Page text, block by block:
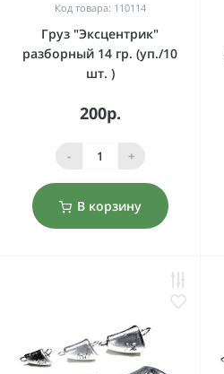
Код товара: 110114
Груз "Эксцентрик"
разборный 14 гр. (уп./10
шт. )
200р.
- +
В корзину